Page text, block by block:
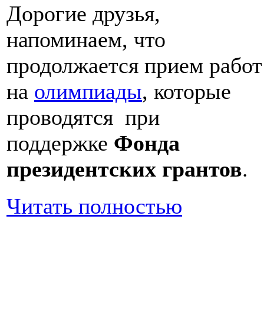
Дорогие друзья,
напоминаем, что
продолжается прием работ
на олимпиады, которые
проводятся при
поддержке Фонда
президентских грантов.
Читать полностью